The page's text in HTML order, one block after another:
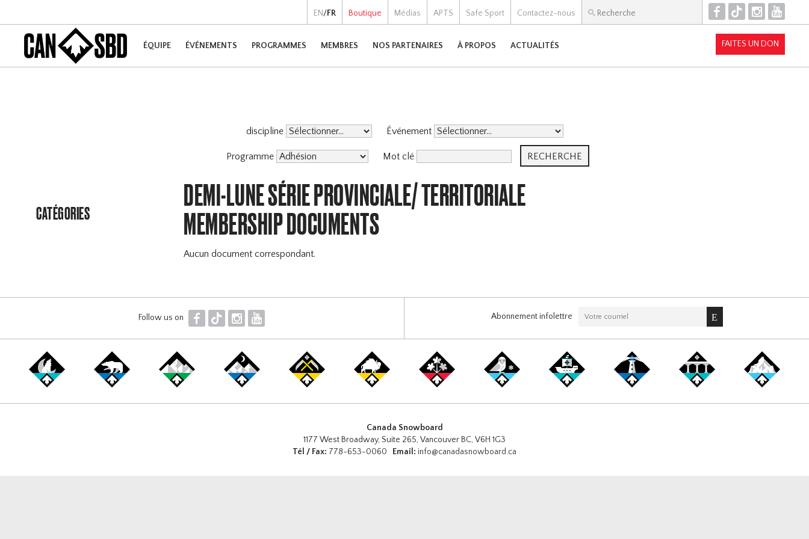
EN/FR Boutique Médias APTS Safe Sport Contactez-nous F T I Y
ÉQUIPE ÉVÉNEMENTS PROGRAMMES MEMBRES NOS PARTENAIRES À PROPOS ACTUALITÉS FAITES UN DON
CATÉGORIES
discipline Événement
Programme Mot clé
DEMI-LUNE SÉRIE PROVINCIALE/ TERRITORIALE
MEMBERSHIP DOCUMENTS
Aucun document correspondant.
Follow us on F T I Y Abonnement infolettre
Canada Snowboard
1177 West Broadway, Suite 265, Vancouver BC, V6H 1G3
Tél / Fax: 778-653-0060 Email: info@canadasnowboard.ca